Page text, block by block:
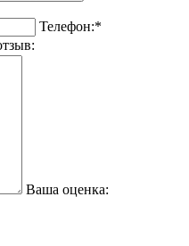
Телефон:*
Ваша оценка: